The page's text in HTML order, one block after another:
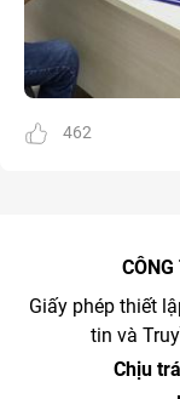
462
Giấy phép thiết
tin và
Chịu